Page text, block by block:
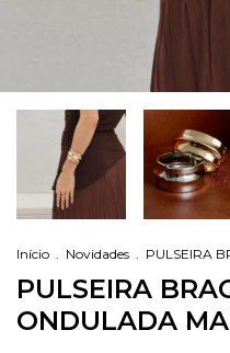
Início . Novidades . PULSEIRA
PULSEIRA
ONDULADA